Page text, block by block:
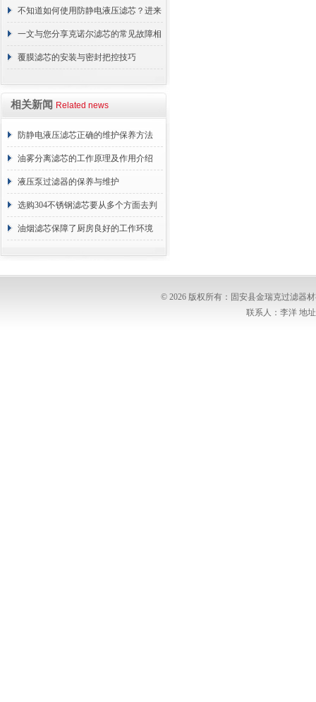
学协同的油液净化核心
不知道如何使用防静电液压滤芯？进来
看
一文与您分享克诺尔滤芯的常见故障相
应解决方法
覆膜滤芯的安装与密封把控技巧
相关新闻 Related news
防静电液压滤芯正确的维护保养方法
油雾分离滤芯的工作原理及作用介绍
液压泵过滤器的保养与维护
选购304不锈钢滤芯要从多个方面去判
断
油烟滤芯保障了厨房良好的工作环境
© 2026 版权所有：固安县金瑞克过滤器
联系人：李洋 地